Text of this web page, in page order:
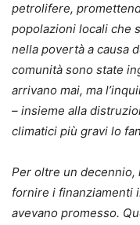
petrolifere,
popolazioni locali che
nella povertà a causa
comunità sono state
arrivano mai, ma
– insieme alla
climatici più gravi lo
Per oltre un
fornire i finanziamenti
avevano promesso.